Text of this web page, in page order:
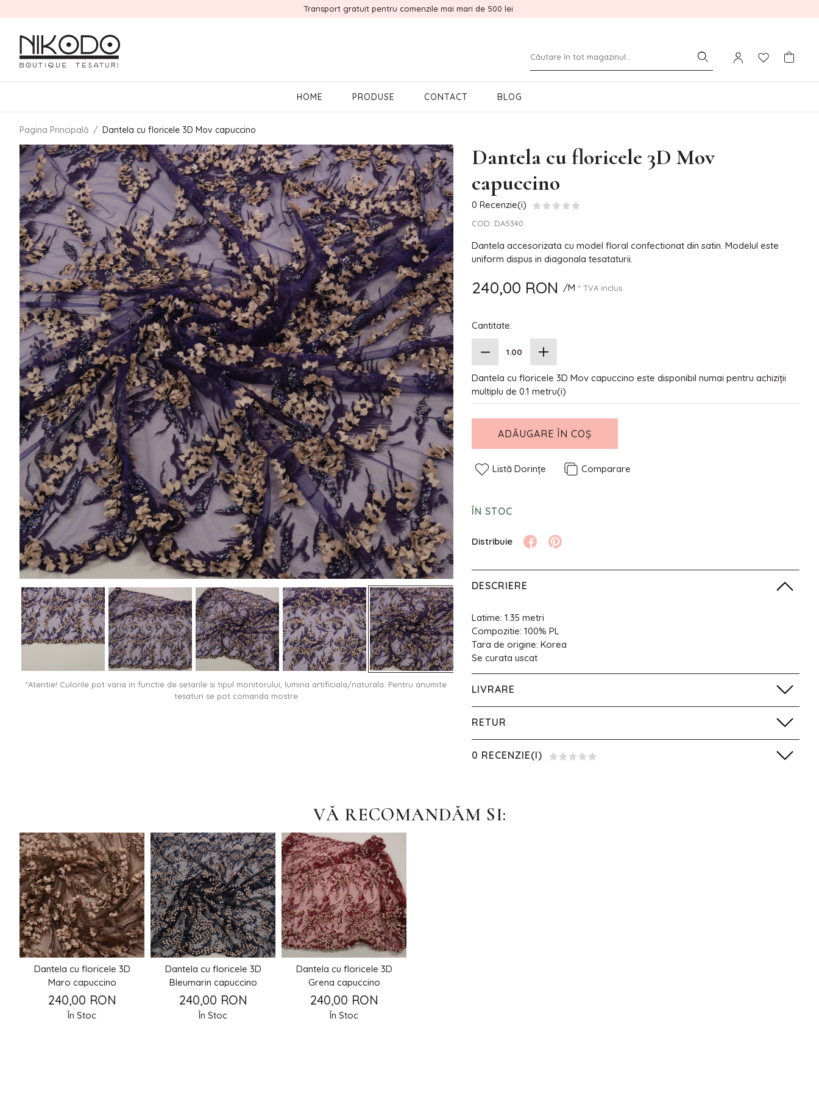
Transport gratuit pentru comenzile mai mari de 500 lei
HOME PRODUSE CONTACT BLOG
Pagina Principală / Dantela cu floricele 3D Mov capuccino
*Atentie! Culorile pot varia in functie de setarile si tipul monitorului, lumina artificiala/naturala. Pentru anumite
tesaturi se pot comanda mostre
Dantela cu floricele 3D Mov
capuccino
0 Recenzie(i)
COD: DA5340
Dantela accesorizata cu model floral confectionat din satin. Modelul este
uniform dispus in diagonala tesataturii.
240,00 RON /M * TVA inclus
Cantitate:
Dantela cu floricele 3D Mov capuccino este disponibil numai pentru achiziții
multiplu de 0.1 metru(i)
ADĂUGARE ÎN COȘ
Listă Dorințe Comparare
ÎN STOC
DESCRIERE
Latime: 1.35 metri
Compozitie: 100% PL
Tara de origine: Korea
Se curata uscat
LIVRARE
RETUR
0 RECENZIE(I)
VĂ RECOMANDĂM SI:
Dantela cu floricele 3D
Maro capuccino
240,00 RON
În Stoc
Dantela cu floricele 3D
Bleumarin capuccino
240,00 RON
În Stoc
Dantela cu floricele 3D
Grena capuccino
240,00 RON
În Stoc